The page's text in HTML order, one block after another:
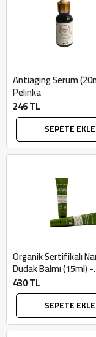
Antiaging Serum
Pelinka
246 TL
SEPETE EKLE
Organik Sertifikalı
Dudak Balmı (15ml) -
Bionaturca
430 TL
SEPETE EKLE